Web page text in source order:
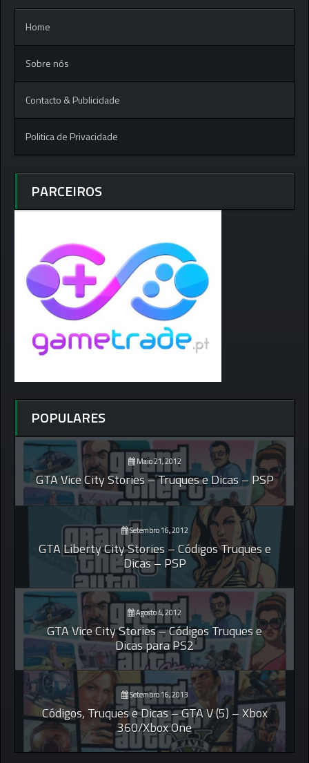
Home
Sobre nós
Contacto & Publicidade
Politica de Privacidade
PARCEIROS
POPULARES
Maio 21, 2012
GTA Vice City Stories – Truques e Dicas – PSP
Setembro 16, 2012
GTA Liberty City Stories – Códigos Truques e
Dicas – PSP
Agosto 4, 2012
GTA Vice City Stories – Códigos Truques e
Dicas para PS2
Setembro 16, 2013
Códigos, Truques e Dicas – GTA V (5) – Xbox
360/Xbox One